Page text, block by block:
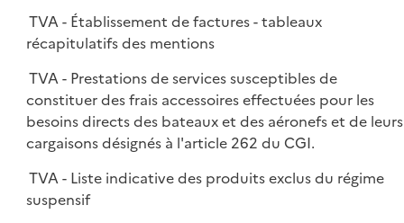
TVA - Établissement de factures - tableaux
récapitulatifs des mentions
TVA - Prestations de services susceptibles de
constituer des frais accessoires effectuées pour les
besoins directs des bateaux et des aéronefs et de leurs
cargaisons désignés à l'article 262 du CGI.
TVA - Liste indicative des produits exclus du régime
suspensif